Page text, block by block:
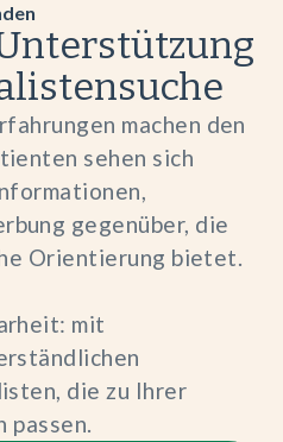
machen den
sehen sich
gegenüber, die
Orientierung bietet.
mit
die zu Ihrer
passen.